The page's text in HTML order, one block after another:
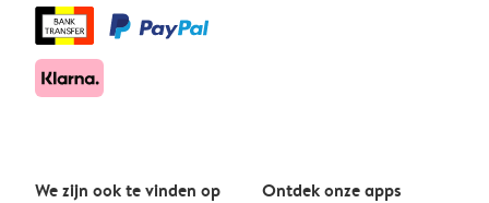
We zijn ook te vinden op Ontdek onze apps